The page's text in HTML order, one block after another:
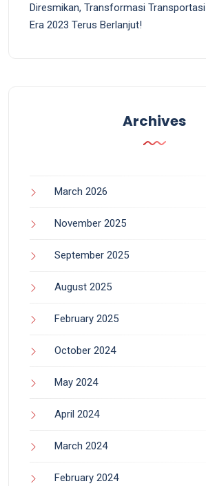
Diresmikan, Transformasi
Era 2023 Terus Berlanjut!
Archives
March 2026
November 2025
September 2025
August 2025
February 2025
October 2024
May 2024
April 2024
March 2024
February 2024